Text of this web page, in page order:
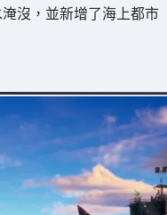
沒，並新增了海上都市